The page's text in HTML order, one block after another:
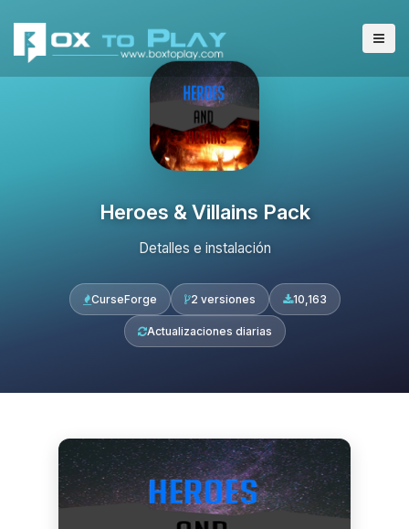
Heroes & Villains Pack
Detalles e instalación
CurseForge 2 versiones 10,163
Actualizaciones diarias